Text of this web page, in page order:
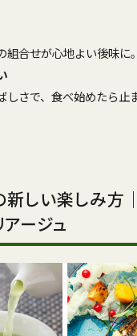
合せが心地よい後味に。
さで、食べ始めたら止
新しい楽しみ方
ージュ